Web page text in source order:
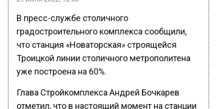
В пресс-службе столичного
градостроительного комплекса сообщили,
что станция «Новаторская» строящейся
Троицкой линии столичного метрополитена
уже построена на 60%.
Глава Стройкомплекса Андрей Бочкарев
отметил, что в настоящий момент на станции